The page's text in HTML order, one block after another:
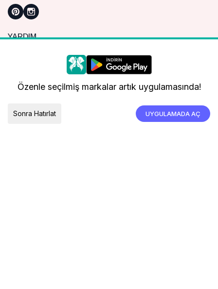
YARDIM
Sık Sorulan Sorular
Nasıl Sipariş Verebilirim?
Kargo ve Teslimat
Daha iyi bir alışveriş deneyimi için çerezleri
kullanıyoruz.
Özenle seçilmiş markalar artık uygulamasında!
Sonra Hatırlat UYGULAMADA AÇ